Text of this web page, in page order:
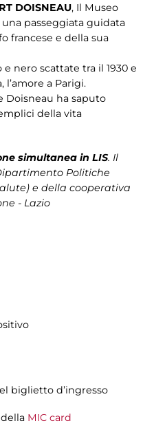
DOISNEAU, Il Museo
una passeggiata guidata
francese e della sua
nero scattate tra il 1930 e
l’amore a Parigi.
Doisneau ha saputo
della vita
simultanea in LIS. Il
Politiche
e della cooperativa
- Lazio
biglietto d’ingresso
MIC card